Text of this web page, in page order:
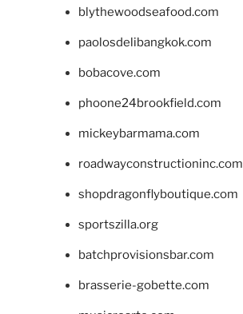
blythewoodseafood.com
paolosdelibangkok.com
bobacove.com
phoone24brookfield.com
mickeybarmama.com
roadwayconstructioninc.com
shopdragonflyboutique.com
sportszilla.org
batchprovisionsbar.com
brasserie-gobette.com